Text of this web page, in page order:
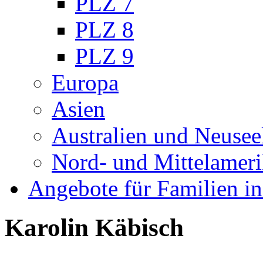
PLZ 8
PLZ 9
Europa
Asien
Australien und
Nord- und
Angebote für Familien
Karolin Käbisch